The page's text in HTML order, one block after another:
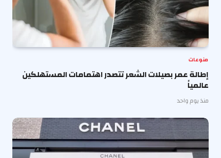
منوعات
إطالة عمر بصيلات الشعر تتصدر اهتمامات المستهلكين
عالمياً
منذ يوم واحد